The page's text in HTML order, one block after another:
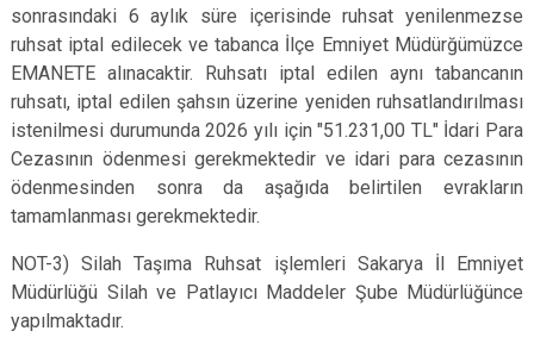
sonrasındaki 6 aylık süre içerisinde ruhsat yenilenmezse
ruhsat iptal edilecek ve tabanca İlçe Emniyet Müdürğümüzce
EMANETE alınacaktir. Ruhsatı iptal edilen aynı tabancanın
ruhsatı, iptal edilen şahsın üzerine yeniden ruhsatlandırılması
istenilmesi durumunda 2026 yılı için "51.231,00 TL" İdari Para
Cezasının ödenmesi gerekmektedir ve idari para cezasının
ödenmesinden sonra da aşağıda belirtilen evrakların
tamamlanması gerekmektedir.
NOT-3) Silah Taşıma Ruhsat işlemleri Sakarya İl Emniyet
Müdürlüğü Silah ve Patlayıcı Maddeler Şube Müdürlüğünce
yapılmaktadır.